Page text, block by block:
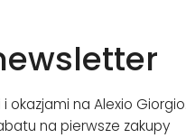
na Alexio Giorgio.
na pierwsze zakupy